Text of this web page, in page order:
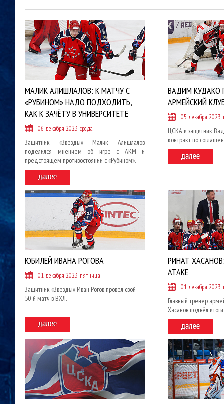
МАЛИК АЛИШЛАЛОВ: К МАТЧУ С
«РУБИНОМ» НАДО ПОДХОДИТЬ,
КАК К ЗАЧЁТУ В УНИВЕРСИТЕТЕ
06 декабря 2023, среда
Защитник «Звезды» Малик Алишлалов
поделился мнением об игре с АКМ и
предстоящем противостоянии с «Рубином».
ВАДИМ КУДАКО
АРМЕЙСКИЙ
05 декабря 2023,
ЦСКА и защитник
контракт по
ЮБИЛЕЙ ИВАНА РОГОВА
01 декабря 2023, пятница
Защитник «Звезды» Иван Рогов провёл свой
50-й матч в ВХЛ.
РИНАТ
АТАКЕ
01 декабря 2023,
Главный тренер
Хасанов подвёл